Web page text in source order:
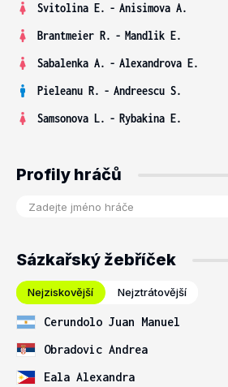
Svitolina E. - Anisimova A.
Brantmeier R. - Mandlik E.
Sabalenka A. - Alexandrova E.
Pieleanu R. - Andreescu S.
Samsonova L. - Rybakina E.
Profily hráčů
Sázkařský žebříček
Nejziskovější Nejztrátovější
Cerundolo Juan Manuel
Obradovic Andrea
Eala Alexandra